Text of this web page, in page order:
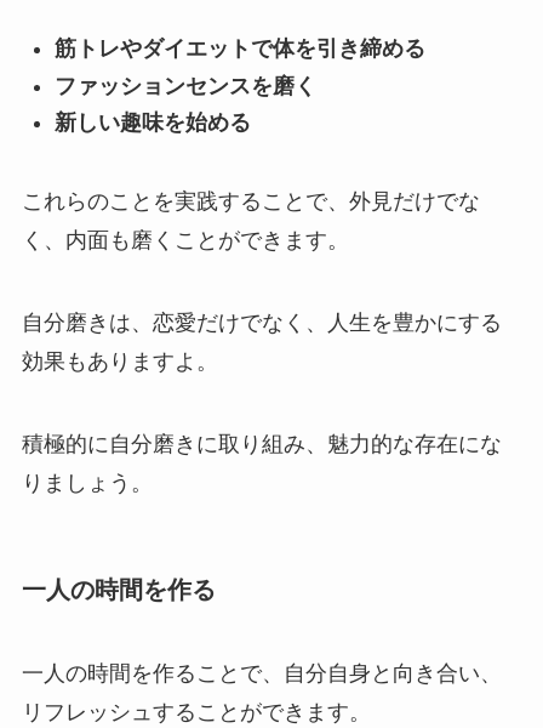
筋トレやダイエットで体を引き締める
ファッションセンスを磨く
新しい趣味を始める
これらのことを実践することで、外見だけでな
く、内面も磨くことができます。
自分磨きは、恋愛だけでなく、人生を豊かにする
効果もありますよ。
積極的に自分磨きに取り組み、魅力的な存在にな
りましょう。
一人の時間を作る
一人の時間を作ることで、自分自身と向き合い、
リフレッシュすることができます。